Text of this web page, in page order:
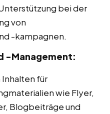
bei der
von
-kampagnen.
-Management:
Inhalten für
wie Flyer,
Blogbeiträge und